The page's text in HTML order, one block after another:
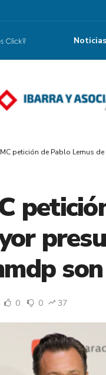
Noticias
petición de Pablo Lemus
0 0 37